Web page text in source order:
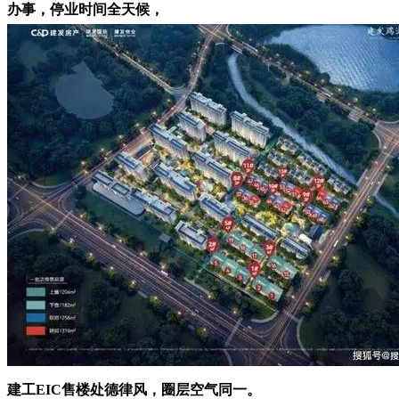
办事，停业时间全天候，
建工EIC售楼处德律风，圈层空气同一。